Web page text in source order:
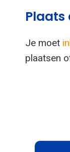
Plaats
Je moet
plaatsen